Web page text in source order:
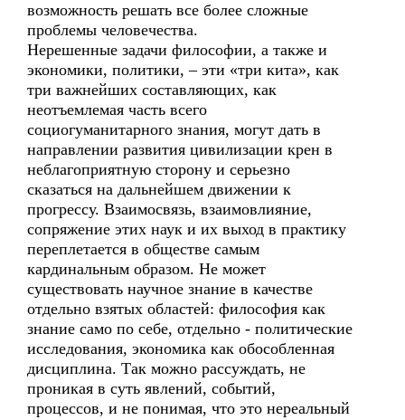
возможность решать все более сложные
проблемы человечества.
Нерешенные задачи философии, а также и
экономики, политики, – эти «три кита», как
три важнейших составляющих, как
неотъемлемая часть всего
социогуманитарного знания, могут дать в
направлении развития цивилизации крен в
неблагоприятную сторону и серьезно
сказаться на дальнейшем движении к
прогрессу. Взаимосвязь, взаимовлияние,
сопряжение этих наук и их выход в практику
переплетается в обществе самым
кардинальным образом. Не может
существовать научное знание в качестве
отдельно взятых областей: философия как
знание само по себе, отдельно - политические
исследования, экономика как обособленная
дисциплина. Так можно рассуждать, не
проникая в суть явлений, событий,
процессов, и не понимая, что это нереальный